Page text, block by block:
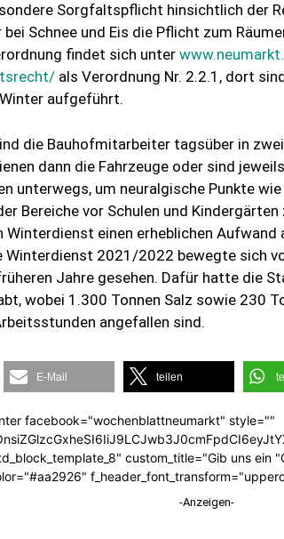
Sorgfaltspflicht hinsichtlich der
Schnee und Eis die Pflicht zum
findet sich unter
als Verordnung Nr. 2.2.1, dort
aufgeführt.
die Bauhofmitarbeiter tagsüber in
dann die Fahrzeuge oder sind
unterwegs, um neuralgische Punkte
Bereiche vor Schulen und
Winterdienst einen erheblichen
Winterdienst 2021/2022 bewegte sich
Jahre gesehen. Dafür hatte die
wobei 1.300 Tonnen Salz sowie 230
angefallen sind.
E-Mail teilen
facebook="wochenblattneumarkt" style=""
custom_title="Gib uns ein
-Anzeigen-